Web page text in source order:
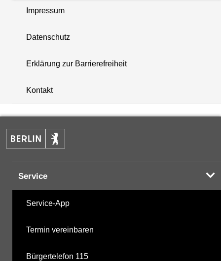
+
−
Impressum
Datenschutz
Erklärung zur Barrierefreiheit
Kontakt
Service
Service-App
Termin vereinbaren
Bürgertelefon 115